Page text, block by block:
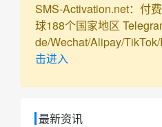
SMS-Activation.net：付
球188个国家地区
de/Wechat/Alipay/
击进入
最新资讯